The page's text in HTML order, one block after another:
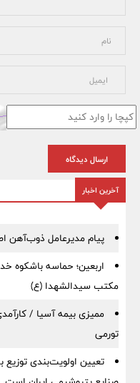
ارسال دیدگاه
آخرین اخبار
پیام مدیرعامل ذوب‌آهن
اربعین؛ حماسه باشکوه
مکتب سیدالشهدا (ع)
ممیزی بیمه آسیا /
تورمی
تعیین اولویت‌بندی